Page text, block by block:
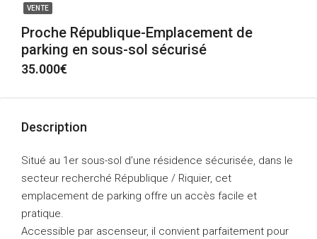
VENTE
Proche République-Emplacement de
parking en sous-sol sécurisé
35.000€
Description
Situé au 1er sous-sol d’une résidence sécurisée, dans le
secteur recherché République / Riquier, cet
emplacement de parking offre un accès facile et
pratique.
Accessible par ascenseur, il convient parfaitement pour